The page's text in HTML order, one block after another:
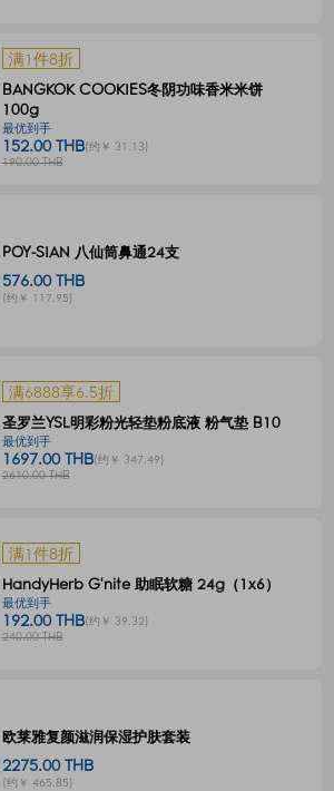
满1件8折
BANGKOK COOKIES冬阴功味香米米饼
100g
最优到手
152.00 THB(约￥ 31.13)
190.00 THB
POY-SIAN 八仙筒鼻通24支
576.00 THB
(约￥ 117.95)
满6888享6.5折
圣罗兰YSL明彩粉光轻垫粉底液 粉气垫 B10
最优到手
1697.00 THB(约￥ 347.49)
2610.00 THB
满1件8折
HandyHerb G'nite 助眠软糖 24g（1x6）
最优到手
192.00 THB(约￥ 39.32)
240.00 THB
欧莱雅复颜滋润保湿护肤套装
2275.00 THB
(约￥ 465.85)